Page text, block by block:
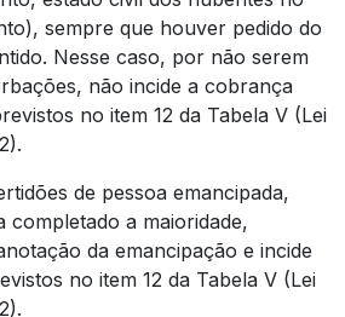
sempre que houver pedido do
Nesse caso, por não serem
não incide a cobrança
no item 12 da Tabela V (Lei
de pessoa emancipada,
completado a maioridade,
da emancipação e incide
no item 12 da Tabela V (Lei